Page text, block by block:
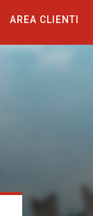
AREA CLIENTI